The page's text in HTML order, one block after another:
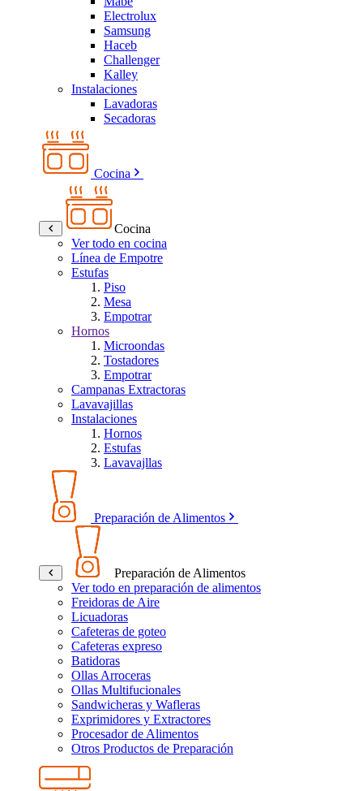
Electrolux
Samsung
Haceb
Challenger
Kalley
Instalaciones
Lavadoras
Secadoras
Cocina
Cocina
Ver todo en cocina
Línea de Empotre
Estufas
Piso
Mesa
Empotrar
Hornos
Microondas
Tostadores
Empotrar
Campanas Extractoras
Lavavajillas
Instalaciones
Hornos
Estufas
Lavavajllas
Preparación de Alimentos
Preparación de Alimentos
Ver todo en preparación de alimentos
Freidoras de Aire
Licuadoras
Cafeteras de goteo
Cafeteras expreso
Batidoras
Ollas Arroceras
Ollas Multifucionales
Sandwicheras y Wafleras
Exprimidores y Extractores
Procesador de Alimentos
Otros Productos de Preparación